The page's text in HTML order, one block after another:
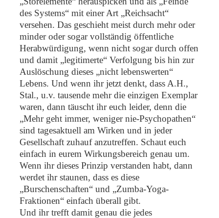
des Systems“ mit einer Art „Reichsacht“
versehen. Das geschieht meist durch mehr oder
minder oder sogar vollständig öffentliche
Herabwürdigung, wenn nicht sogar durch offen
und damit „legitimerte“ Verfolgung bis hin zur
Auslöschung dieses „nicht lebenswerten“
Lebens. Und wenn ihr jetzt denkt, dass A.H.,
Stal., u.v. tausende mehr die einzigen Exemplar
waren, dann täuscht ihr euch leider, denn die
„Mehr geht immer, weniger nie-Psychopathen“
sind tagesaktuell am Wirken und in jeder
Gesellschaft zuhauf anzutreffen. Schaut euch
einfach in eurem Wirkungsbereich genau um.
Wenn ihr dieses Prinzip verstanden habt, dann
werdet ihr staunen, dass es diese
„Burschenschaften“ und „Zumba-Yoga-
Fraktionen“ einfach überall gibt.
Und ihr trefft damit genau die jedes